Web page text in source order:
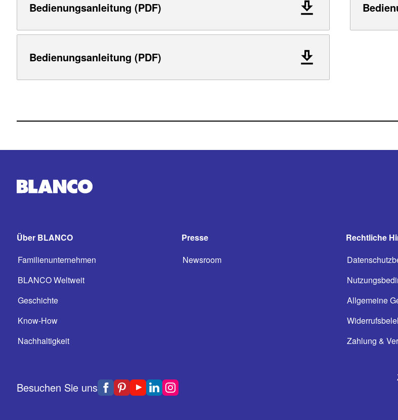
Bedienungsanleitung (PDF)
Bedienungsanleitung (PDF)
Über BLANCO
Familienunternehmen
BLANCO Weltweit
Geschichte
Know-How
Nachhaltigkeit
Presse
Newsroom
Rechtliche
Allgemeine
Zahlung &
Besuchen Sie uns